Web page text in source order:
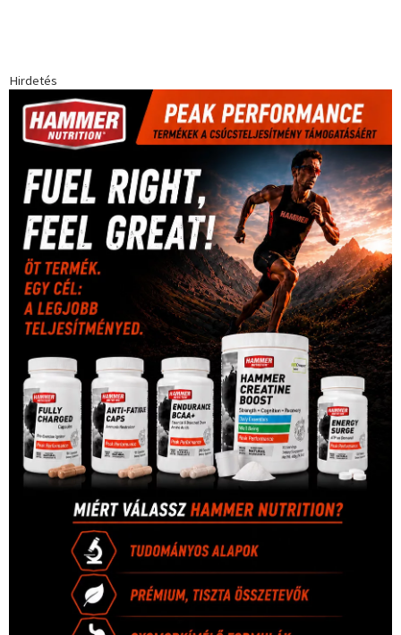
Hirdetés